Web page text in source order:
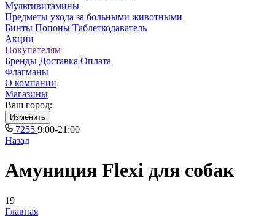
Мультивитамины
Предметы ухода за больными животными
Бинты Попоны Таблеткодаватель
Акции
Покупателям
Бренды Доставка Оплата
Флагманы
О компании
Магазины
Ваш город:
Изменить
7255 9:00-21:00
Назад
Амуниция Flexi для собак
19
Главная